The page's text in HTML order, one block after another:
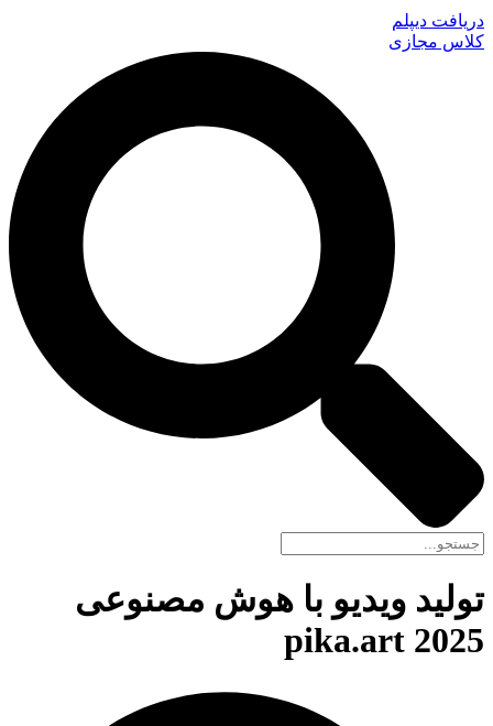
دریافت دیپلم
کلاس مجازی
تولید ویدیو با هوش مصنوعی
pika.art 2025